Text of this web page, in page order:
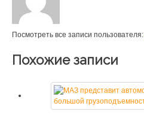
Посмотреть все записи пользователя:
Похожие записи